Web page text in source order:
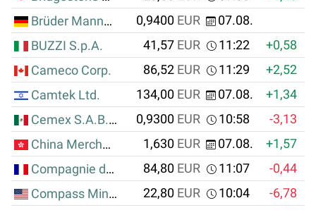
Brüder Mannesmann AG
0,9400 EUR
07.08.
BUZZI S.p.A.
41,57 EUR 11:22
+0,58
Cameco Corp.
86,52 EUR 11:29
+2,52
Camtek Ltd.
134,00 EUR 07.08.
+1,34
Cemex S.A.B. de C.V.
0,9300 EUR 10:58 -3,13
China Merchants Port Hldgs Co.
1,630 EUR 07.08. +1,57
Compagnie de Saint-Gobain S.A.
84,80 EUR 11:07
-0,44
Compass Minerals Intl Inc.
22,80 EUR 10:04
-6,78